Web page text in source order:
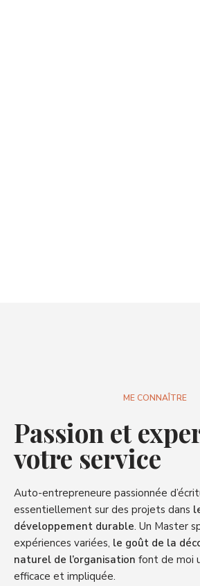
ME CONNAÎTRE
Passion et
votre service
Auto-entrepreneure passionnée
essentiellement sur des projets dans
développement durable. Un Master
expériences variées, le goût de la
naturel de l’organisation font de moi
efficace et impliquée.